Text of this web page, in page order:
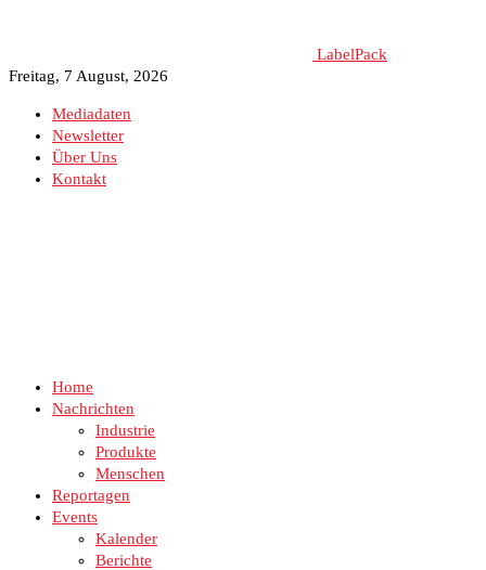
LabelPack
Freitag, 7 August, 2026
Mediadaten
Newsletter
Über Uns
Kontakt
Home
Nachrichten
Industrie
Produkte
Menschen
Reportagen
Events
Kalender
Berichte